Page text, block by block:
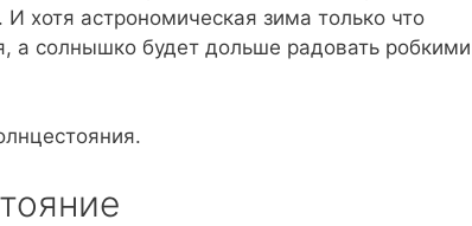
хотя астрономическая зима только что
а солнышко будет дольше радовать робкими